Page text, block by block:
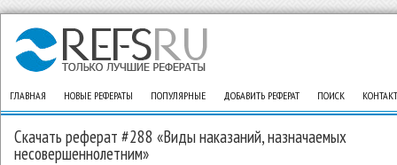
ГЛАВНАЯ НОВЫЕ РЕФЕРАТЫ ПОПУЛЯРНЫЕ ДОБАВИТЬ РЕФЕРАТ ПОИСК
Скачать реферат #288 «Виды наказаний, назначаемых
несовершеннолетним»